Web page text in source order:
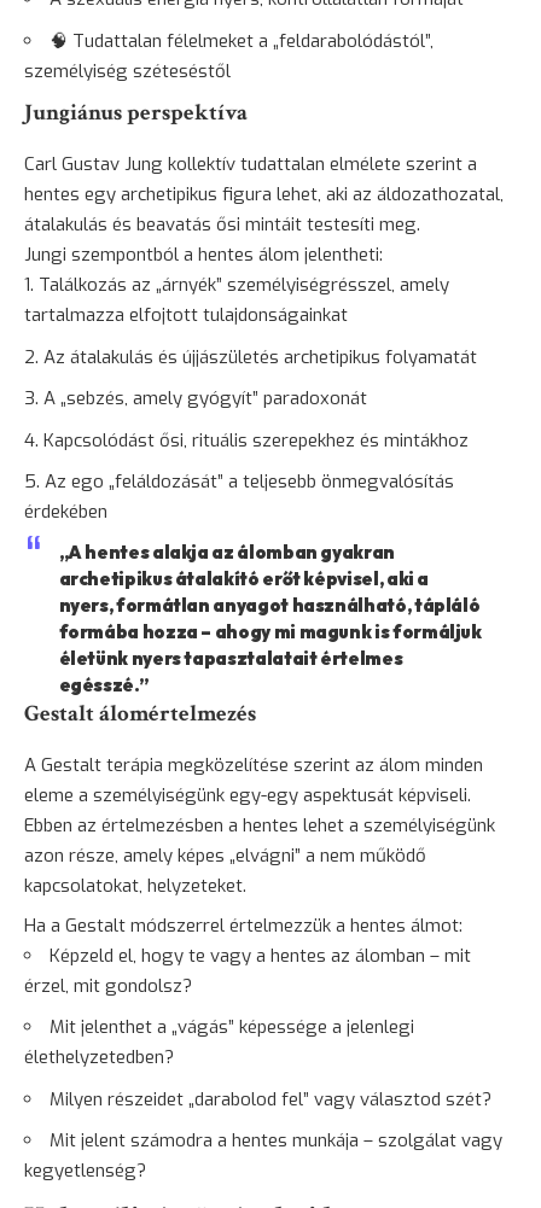
🧠 Tudattalan félelmeket a „feldarabolódástól”,
személyiség széteséstől
Jungiánus perspektíva
Carl Gustav Jung kollektív tudattalan elmélete szerint a
hentes egy archetipikus figura lehet, aki az áldozathozatal,
átalakulás és beavatás ősi mintáit testesíti meg.
Jungi szempontból a hentes álom jelentheti:
Találkozás az „árnyék” személyiségrésszel, amely
tartalmazza elfojtott tulajdonságainkat
Az átalakulás és újjászületés archetipikus folyamatát
A „sebzés, amely gyógyít” paradoxonát
Kapcsolódást ősi, rituális szerepekhez és mintákhoz
Az ego „feláldozását” a teljesebb önmegvalósítás
érdekében
„A hentes alakja az álomban gyakran
archetipikus átalakító erőt képvisel, aki a
nyers, formátlan anyagot használható, tápláló
formába hozza – ahogy mi magunk is formáljuk
életünk nyers tapasztalatait értelmes
egésszé.”
Gestalt álomértelmezés
A Gestalt terápia megközelítése szerint az álom minden
eleme a személyiségünk egy-egy aspektusát képviseli.
Ebben az értelmezésben a hentes lehet a személyiségünk
azon része, amely képes „elvágni” a nem működő
kapcsolatokat, helyzeteket.
Ha a Gestalt módszerrel értelmezzük a hentes álmot:
Képzeld el, hogy te vagy a hentes az álomban – mit
érzel, mit gondolsz?
Mit jelenthet a „vágás” képessége a jelenlegi
élethelyzetedben?
Milyen részeidet „darabolod fel” vagy választod szét?
Mit jelent számodra a hentes munkája – szolgálat vagy
kegyetlenség?